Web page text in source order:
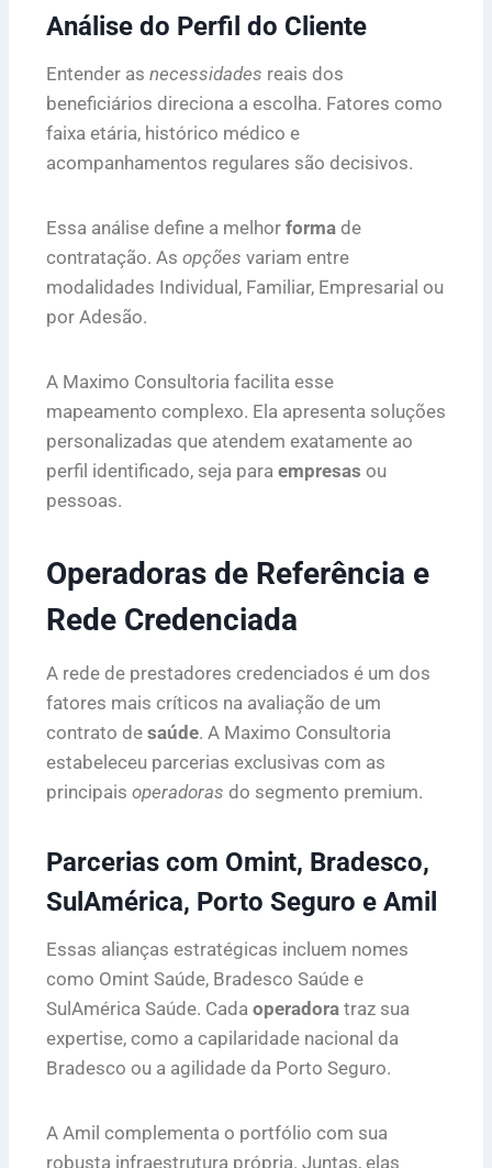
Análise do Perfil do Cliente
Entender as necessidades reais dos
beneficiários direciona a escolha. Fatores como
faixa etária, histórico médico e
acompanhamentos regulares são decisivos.
Essa análise define a melhor forma de
contratação. As opções variam entre
modalidades Individual, Familiar, Empresarial ou
por Adesão.
A Maximo Consultoria facilita esse
mapeamento complexo. Ela apresenta soluções
personalizadas que atendem exatamente ao
perfil identificado, seja para empresas ou
pessoas.
Operadoras de Referência e
Rede Credenciada
A rede de prestadores credenciados é um dos
fatores mais críticos na avaliação de um
contrato de saúde. A Maximo Consultoria
estabeleceu parcerias exclusivas com as
principais operadoras do segmento premium.
Parcerias com Omint, Bradesco,
SulAmérica, Porto Seguro e Amil
Essas alianças estratégicas incluem nomes
como Omint Saúde, Bradesco Saúde e
SulAmérica Saúde. Cada operadora traz sua
expertise, como a capilaridade nacional da
Bradesco ou a agilidade da Porto Seguro.
A Amil complementa o portfólio com sua
robusta infraestrutura própria. Juntas, elas